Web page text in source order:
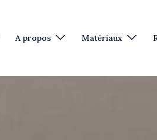
A propos Matériaux